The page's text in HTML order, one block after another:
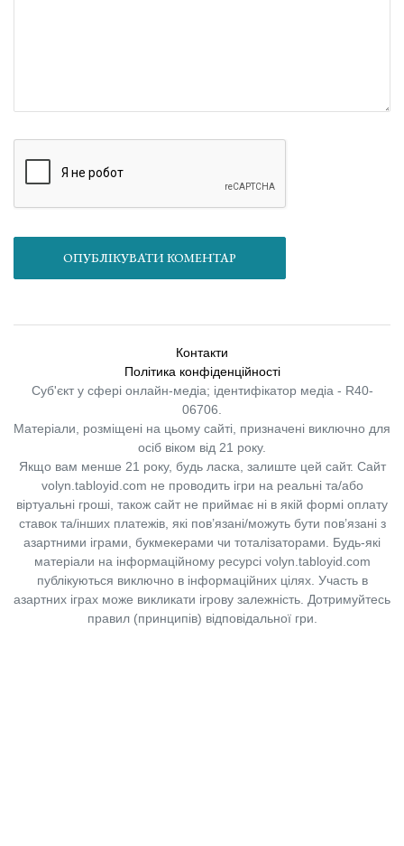
ОПУБЛІКУВАТИ КОМЕНТАР
Контакти
Політика конфіденційності
Суб'єкт у сфері онлайн-медіа; ідентифікатор медіа - R40-
06706.
Матеріали, розміщені на цьому сайті, призначені виключно для
осіб віком від 21 року.
Якщо вам менше 21 року, будь ласка, залиште цей сайт. Сайт
volyn.tabloyid.com не проводить ігри на реальні та/або
віртуальні гроші, також сайт не приймає ні в якій формі оплату
ставок та/інших платежів, які пов’язані/можуть бути пов’язані з
азартними іграми, букмекерами чи тоталізаторами. Будь-які
матеріали на інформаційному ресурсі volyn.tabloyid.com
публікуються виключно в інформаційних цілях. Участь в
азартних іграх може викликати ігрову залежність. Дотримуйтесь
правил (принципів) відповідальної гри.